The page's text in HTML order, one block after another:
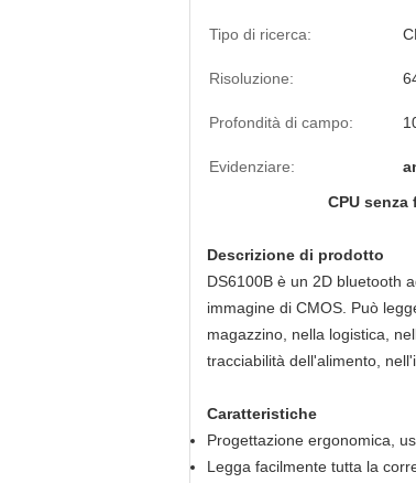
Tipo di ricerca:
Risoluzione:
Profondità di campo:
Evidenziare:
CPU
Descrizione di prodotto
DS6100B è un 2D bluetooth
immagine di CMOS. Può
magazzino, nella logistica,
tracciabilità dell'alimento,
Caratteristiche
Progettazione ergonomica,
Legga facilmente tutta la